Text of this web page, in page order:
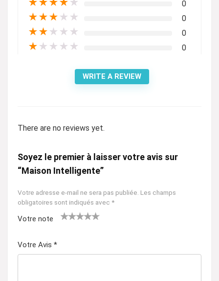
★★★★ ★ 0
★★★ ★ ★ 0
★★ ★ ★ ★ 0
★ ★ ★ ★ ★ 0
WRITE A REVIEW
There are no reviews yet.
Soyez le premier à laisser votre avis sur
“Maison Intelligente”
Votre adresse e-mail ne sera pas publiée. Les champs
obligatoires sont indiqués avec *
Votre note
oil
s
5
Votre Avis *